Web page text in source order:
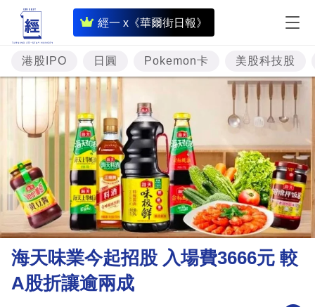
經一 x《華爾街日報》
即
時
財
經
題
投
資
樓
市
理
財
商
港股IPO 日圓 Pokemon卡 美股科技股
海天味業今起招股 入場費3666元 較
A股折讓逾兩成